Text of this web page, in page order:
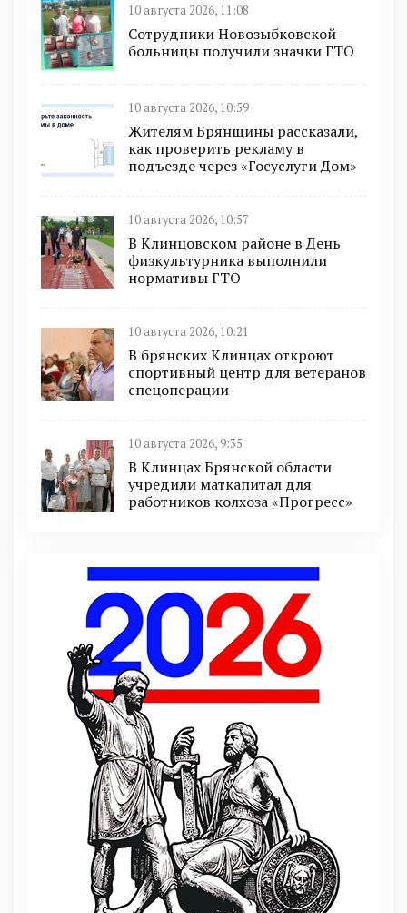
10 августа 2026, 11:08
Сотрудники Новозыбковской
больницы получили значки ГТО
10 августа 2026, 10:59
Жителям Брянщины рассказали,
как проверить рекламу в
подъезде через «Госуслуги Дом»
10 августа 2026, 10:57
В Клинцовском районе в День
физкультурника выполнили
нормативы ГТО
10 августа 2026, 10:21
В брянских Клинцах откроют
спортивный центр для ветеранов
спецоперации
10 августа 2026, 9:35
В Клинцах Брянской области
учредили маткапитал для
работников колхоза «Прогресс»